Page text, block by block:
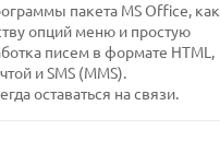
пакета MS Office, как
опций меню и простую
писем в формате HTML,
и SMS (MMS).
оставаться на связи.